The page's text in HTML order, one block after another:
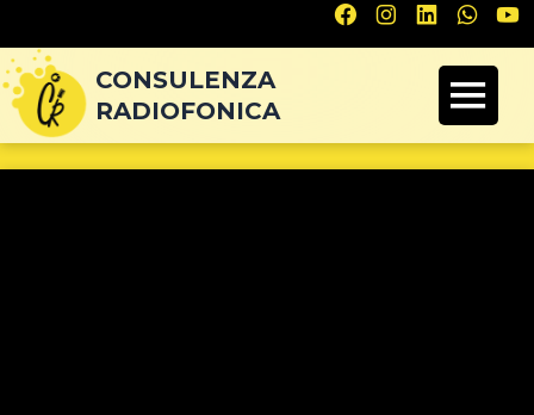
CONSULENZA
RADIOFONICA